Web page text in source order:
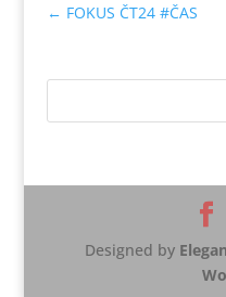
← FOKUS ČT24 #ČAS
Designed by